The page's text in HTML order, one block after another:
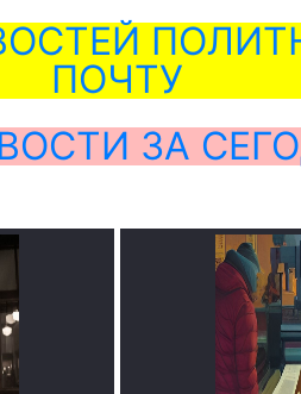
ПОЧТУ
ЗА